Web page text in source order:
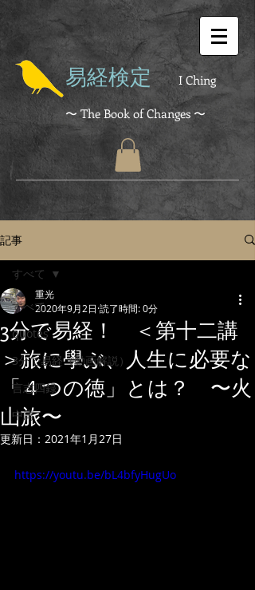
易経検定 I Ching
〜 The Book of Changes 〜
記事
すべて
quotes
3分で易経（動画解説）
言志四録
中庸
すべて
3分で易経！ ＜第十二講
＞旅に學ぶ、人生に必要な
「４つの徳」とは？ 〜火
山旅〜
重光
2020年9月2日 読了時間: 0分
更新日： 2021年1月27日
https://youtu.be/bL4bfyHugUo